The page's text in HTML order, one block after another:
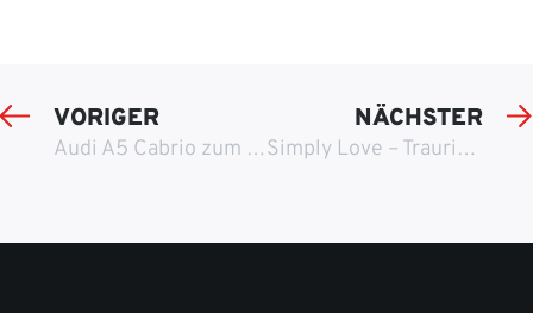
VORIGER
Audi A5 Cabrio zum mieten
NÄCHSTER
Simply Love – Trauringe von EGF